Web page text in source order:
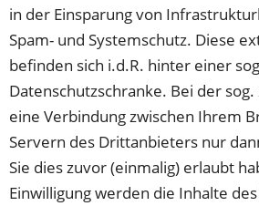
in der Einsparung von
Spam- und Systemschutz. Diese
befinden sich i.d.R. hinter einer
Datenschutzschranke. Bei der sog.
eine Verbindung zwischen Ihrem
Servern des Drittanbieters nur
Sie dies zuvor (einmalig) erlaubt
Einwilligung werden die Inhalte